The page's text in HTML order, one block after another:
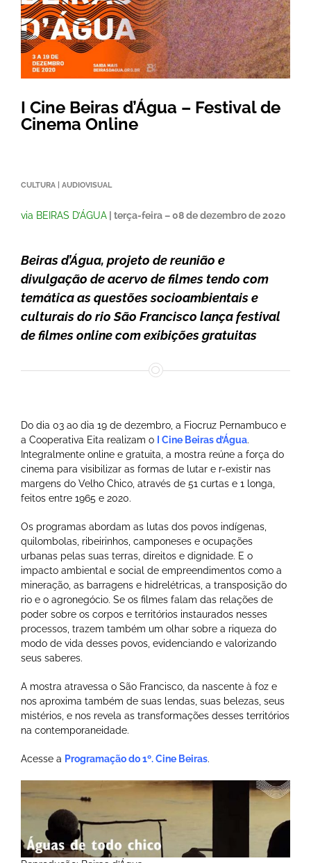
I Cine Beiras d’Água – Festival de
Cinema Online
CULTURA | AUDIOVISUAL
via BEIRAS D’ÁGUA | terça-feira – 08 de dezembro de 2020
Beiras d’Água, projeto de reunião e
divulgação de acervo de filmes tendo com
temática as questões socioambientais e
culturais do rio São Francisco lança festival
de filmes online com exibições gratuitas
Do dia 03 ao dia 19 de dezembro, a Fiocruz Pernambuco e
a Cooperativa Eita realizam o
I Cine Beiras d’Água.
Integralmente online e gratuita, a mostra reúne a força do
cinema para visibilizar as formas de lutar e r-existir nas
margens do Velho Chico, através de 51 curtas e 1 longa,
feitos entre 1965 e 2020.
Os programas abordam as lutas dos povos indígenas,
quilombolas, ribeirinhos, camponeses e ocupações
urbanas pelas suas terras, direitos e dignidade. E o
impacto ambiental e social de empreendimentos como a
mineração, as barragens e hidrelétricas, a transposição do
rio e o agronegócio. Se os filmes falam das relações de
poder sobre os corpos e territórios instaurados nesses
processos, trazem também um olhar sobre a riqueza do
modo de vida desses povos, evidenciando e valorizando
seus saberes.
A mostra atravessa o São Francisco, da nascente à foz e
nos aproxima também de suas lendas, suas belezas, seus
mistérios, e nos revela as transformações desses territórios
na contemporaneidade.
Acesse a Programação do 1º. Cine Beiras.